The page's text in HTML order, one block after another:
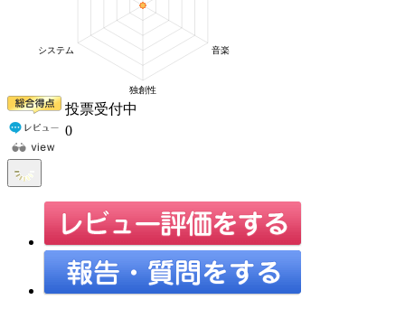
投票受付中
0